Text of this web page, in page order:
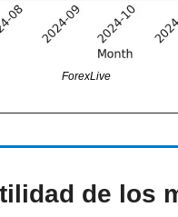
ForexLive
de los